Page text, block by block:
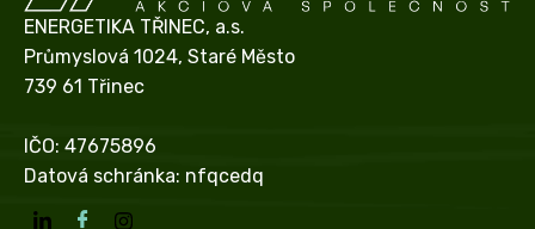
ENERGETIKA TŘINEC, a.s.
Průmyslová 1024, Staré Město
739 61 Třinec
IČO: 47675896
Datová schránka: nfqcedq